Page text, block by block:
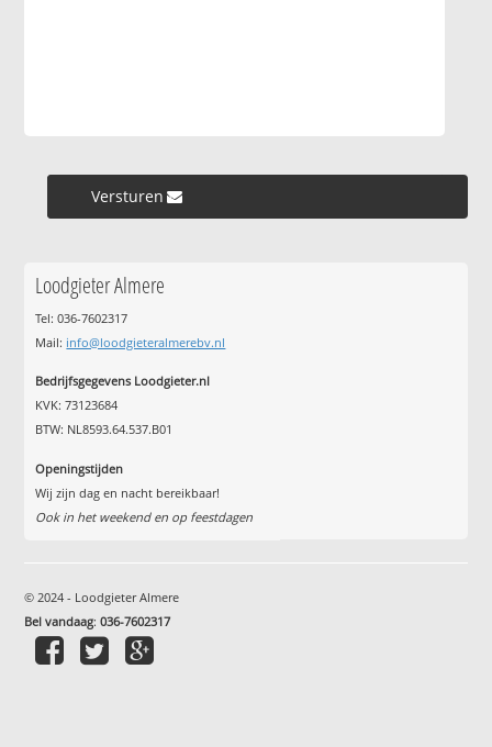
Versturen »
Loodgieter Almere
Tel: 036-7602317
Mail: info@loodgieteralmerebv.nl
Bedrijfsgegevens Loodgieter.nl
KVK: 73123684
BTW: NL8593.64.537.B01
Openingstijden
Wij zijn dag en nacht bereikbaar!
Ook in het weekend en op feestdagen
© 2024 - Loodgieter Almere
Bel vandaag:036-7602317